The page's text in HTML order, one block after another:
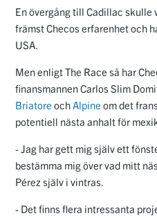
En övergång till Cadillac skulle
främst Checos erfarenhet och
USA.
Men enligt The Race så har
finansmannen Carlos Slim
Briatore ochAlpine om det
potentiell nästa anhalt för
- Jag har gett mig själv ett
bestämma mig över vad mitt
Pérez själv i vintras.
- Det finns flera intressanta